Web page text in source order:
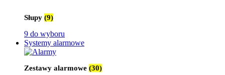
Słupy (9)
9 do wyboru
Systemy alarmowe
Zestawy alarmowe (30)